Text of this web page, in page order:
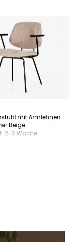
mit Armlehnen
Beige
2-3 Woche